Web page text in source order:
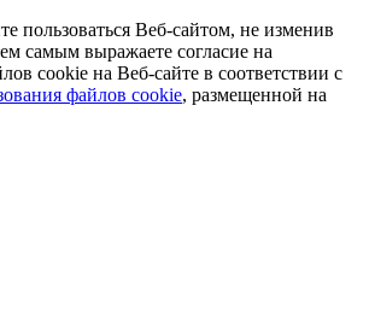
пользоваться Веб-сайтом, не изменив
самым выражаете согласие на
cookie на Веб-сайте в соответствии с
файлов cookie, размещенной на